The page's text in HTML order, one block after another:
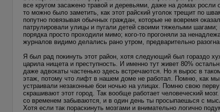
все кругом засажено травой и деревьями, даже на домах
то можно было заметить, как этот райский уголок трещит по
попутно повязывая обычных граждан, которые не вовремя
патрулировали улицы и пугали детей своими тяжелыми
порядка просто проходили мимо; кого-то прогоняли за
журналов видимо делались рано утром, предварительно
Я был рад покинуть этот район, хотя следующий был гораздо
царила нищета и преступность. И именно тут живет 80%
даже адвокаты частенько здесь встречаются. Но я вырос в
этаж, потому что лифт в нашем доме не работал. Помню, как
устраивали незаконные бои ночью на улицах. Помню свою
скрашивают этот город. Так вообще работает человеческий
со временем забываются, и в один день ты просыпаешься с
Хотя если так пораскинуть мозгами и внимательно логично